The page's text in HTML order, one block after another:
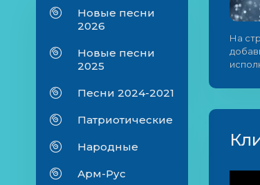
Новые песни
2026
Новые песни
2025
Песни 2024-2021
Патриотические
Народные
Арм-Рус
На